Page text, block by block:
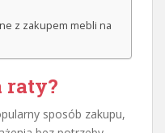
z zakupem mebli na
raty?
sposób zakupu,